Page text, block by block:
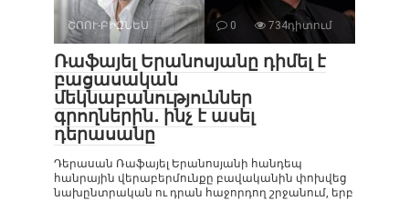
ՇՈՈՒ-ԲԻԶՆԵՍ 0 734դիտում
Ռաֆայել Երանոսյանը դիմել է
բացասական
մեկնաբանություններ
գրողներին․ ինչ է ասել
դերասանը
Դերասան Ռաֆայել Երանոսյանի հանդեպ
հանրային վերաբերմունքը բավականին փոխվեց
նախընտրական ու դրան հաջորդող շրջանում, երբ